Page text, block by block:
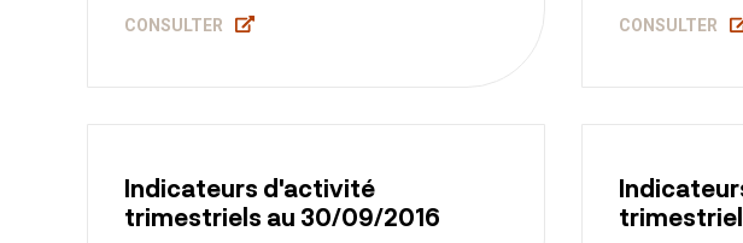
CONSULTER CONSULTER
Indicateurs d'activité
trimestriels au 30/09/2016